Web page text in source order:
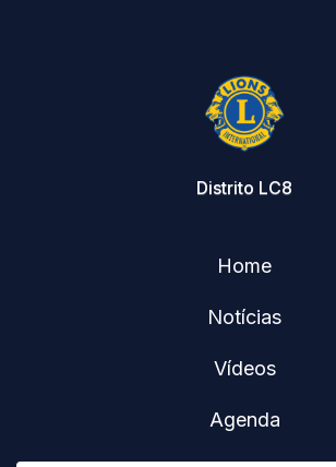
Distrito LC8
Home
Notícias
Vídeos
Agenda